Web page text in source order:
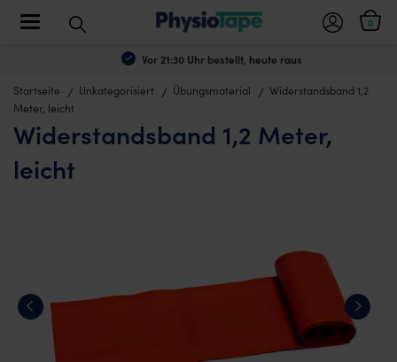
Vor 21:30 Uhr bestellt, heute raus
0
Toggle navigation
Startseite Unkategorisiert Übungsmaterial
Widerstandsband 1,2
Meter, leicht
Widerstandsband 1,2 Meter,
leicht